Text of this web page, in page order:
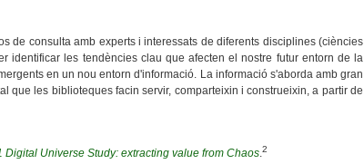
de consulta amb experts i interessats de diferents disciplines (ciències
identificar les tendències clau que afecten el nostre futur entorn de la
en un nou entorn d'informació. La informació s'aborda amb gran
que les biblioteques facin servir, comparteixin i construeixin, a partir de
Digital Universe Study: extracting value from Chaos.2